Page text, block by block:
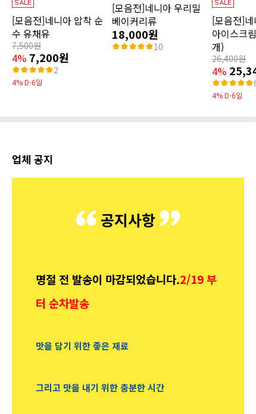
[모음전]네니아 압착 순
수 유채유
7,500원
4% 7,200원
2
4% D-6일
[모음전]네니아 우리밀
베이커리류
18,000원
10
[모음전]
아이스크
개)
26,400원
4%
4% D-6일
업체 공지
공지사항
명절 전 발송이 마감되었습니다.2/19 부
터 순차발송
맛을 담기 위한 좋은 재료
그리고 맛을 내기 위한 충분한 시간